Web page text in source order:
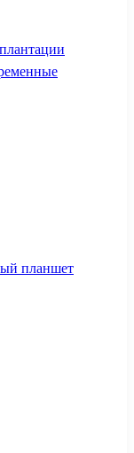
планшет